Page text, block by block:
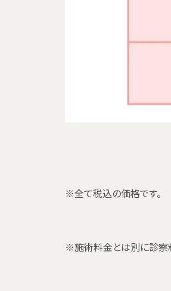
※全て税込の価格です。
※施術料金とは別に診察